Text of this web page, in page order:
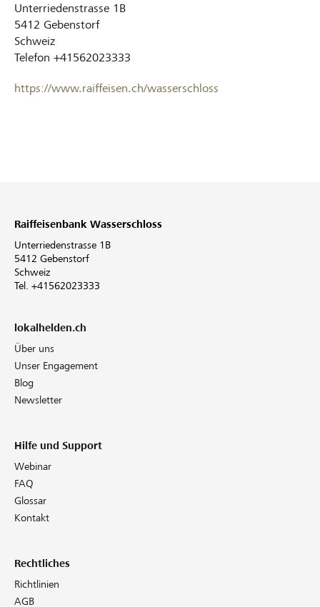
Unterriedenstrasse 1B
5412 Gebenstorf
Schweiz
Telefon +41562023333
https://www.raiffeisen.ch/wasserschloss
Raiffeisenbank Wasserschloss
Unterriedenstrasse 1B
5412 Gebenstorf
Schweiz
Tel. +41562023333
lokalhelden.ch
Über uns
Unser Engagement
Blog
Newsletter
Hilfe und Support
Webinar
FAQ
Glossar
Kontakt
Rechtliches
Richtlinien
AGB